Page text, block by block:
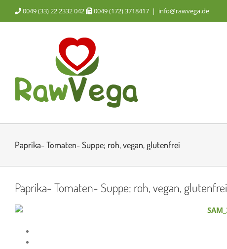
Inhalt 0049 (33) 22 2332 042 0049 (172) 3718417 | info@rawvega.de
Paprika- Tomaten- Suppe; roh, vegan, glutenfrei
Paprika- Tomaten- Suppe; roh, vegan, glutenfrei